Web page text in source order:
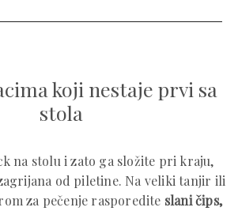
koji nestaje prvi sa
stola
na stolu i zato ga složite pri kraju,
od piletine. Na veliki tanjir ili
za pečenje rasporedite slani čips,